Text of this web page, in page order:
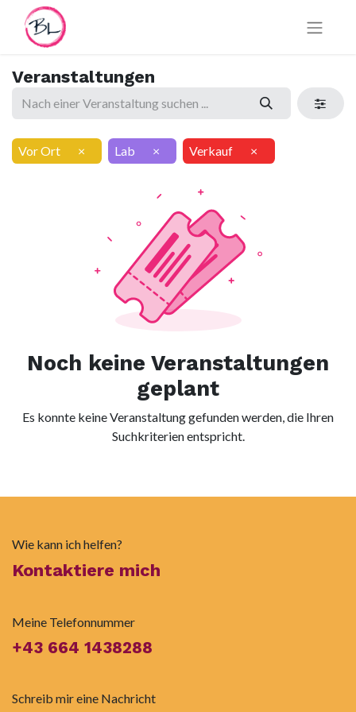
Veranstaltungen
Vor Ort × Lab × Verkauf ×
Noch keine Veranstaltungen
geplant
Es konnte keine Veranstaltung gefunden werden, die Ihren
Suchkriterien entspricht.
Wie kann ich helfen?
Kontaktiere mich
Meine Telefonnummer
+43 664 1438288
Schreib mir eine Nachricht